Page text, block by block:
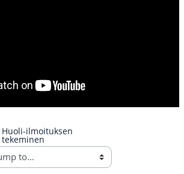
Huoli-ilmoituksen
tekeminen